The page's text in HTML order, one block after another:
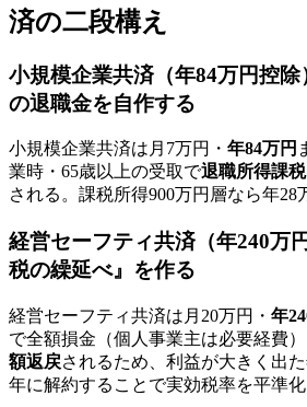
済の二段構え
小規模企業共済（年84万円控
の退職金を自作する
小規模企業共済は月7万円・ 年84万円
業時・65歳以上の受取で退職所得課税
される。課税所得900万円層なら年28
経営セーフティ共済（年240万
税の繰延べ』を作る
経営セーフティ共済は月20万円・ 年
で全額損金（個人事業主は必要経費
額返戻されるため、利益が大きく出
年に解約することで実効税率を平準化